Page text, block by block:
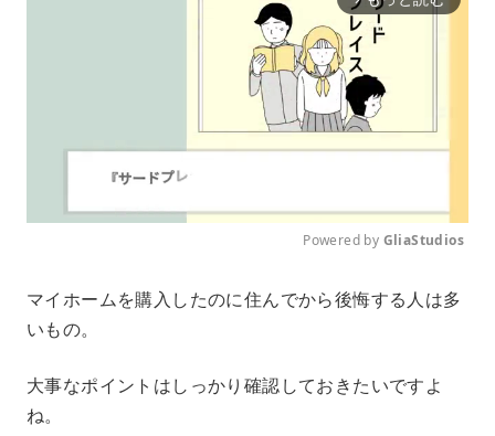
u
Powered by GliaStudios
マイホームを購入したのに住んでから後悔する人は多
いもの。
大事なポイントはしっかり確認しておきたいですよ
ね。